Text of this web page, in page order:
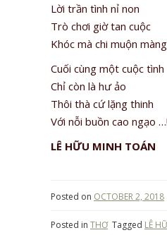
Lời trần tình nỉ non
Trò chơi giờ tan cuộc
Khóc mà chi muộn màng
Cuối cùng một cuộc tình
Chỉ còn là hư ảo
Thôi thà cứ lặng thinh
Với nỗi buồn cao ngạo
LÊ HỮU MINH TOÁN
Posted on OCTOBER 2, 2018
Posted in THƠ Tagged LÊ